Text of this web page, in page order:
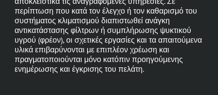
περίπτωση που κατά τον έλεγχο ή τον καθαρισμό του
συστήματος κλιματισμού διαπιστωθεί ανάγκη
αντικατάστασης φίλτρων ή συμπλήρωσης ψυκτικού
υγρού (φρέον), οι σχετικές εργασίες και τα απαιτούμενα
υλικά επιβαρύνονται με επιπλέον χρέωση και
πραγματοποιούνται μόνο κατόπιν προηγούμενης
ενημέρωσης και έγκρισης του πελάτη.